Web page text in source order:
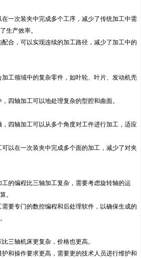
一次装夹中完成多个工序，减少了传统加工中需
生产效率。
合，可以实现连续的加工路径，减少了加工中的
工领域中的复杂零件，如叶轮、叶片、发动机壳
四轴加工可以地处理复杂的型腔和曲面。
四轴加工可以从多个角度对工件进行加工，适应
以在一次装夹中完成多个面的加工，减少了对夹
的编程比三轴加工复杂，需要考虑旋转轴的运
。
要专门的数控编程和后处理软件，以确保生成的
三轴机床更复杂，价格也更高。
和操作要求更高，需要更的技术人员进行维护和